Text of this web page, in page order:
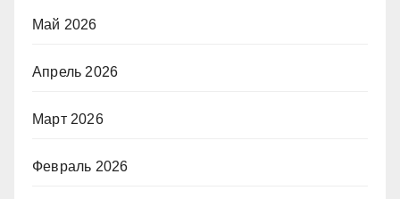
Май 2026
Апрель 2026
Март 2026
Февраль 2026